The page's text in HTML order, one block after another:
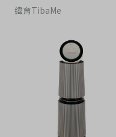
緯育TibaMe